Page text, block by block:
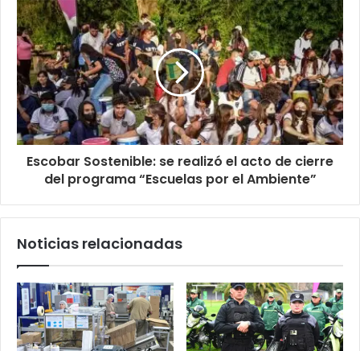
Escobar Sostenible: se realizó el acto de cierre
del programa “Escuelas por el Ambiente”
Noticias relacionadas